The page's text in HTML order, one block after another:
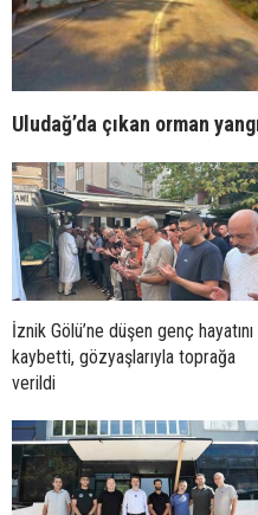
Uludağ’da çıkan orman
İznik Gölü’ne düşen genç hayatını
kaybetti, gözyaşlarıyla toprağa
verildi